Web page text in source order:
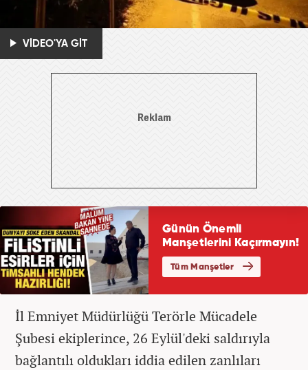
VİDEO'YA GİT
İl Emniyet Müdürlüğü Terörle Mücadele
Şubesi ekiplerince, 26 Eylül'deki saldırıyla
bağlantılı oldukları iddia edilen zanlıları